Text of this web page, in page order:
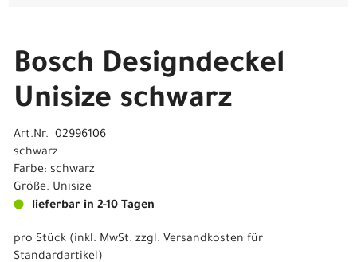
Bosch Designdeckel
Unisize schwarz
Art.Nr. 02996106
schwarz
Farbe: schwarz
Größe: Unisize
lieferbar in 2-10 Tagen
pro Stück (inkl. MwSt. zzgl. Versandkosten für
Standardartikel)